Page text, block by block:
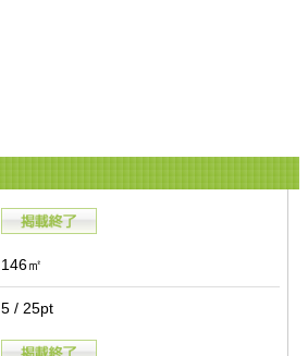
146㎡
5 / 25pt